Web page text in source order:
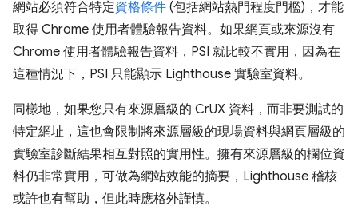
網站必須符合特定資格條件 (包括網站熱門程度門檻)，才能
取得 Chrome 使用者體驗報告資料。如果網頁或來源沒有
Chrome 使用者體驗報告資料，PSI 就比較不實用，因為在
這種情況下，PSI 只能顯示 Lighthouse 實驗室資料。
同樣地，如果您只有來源層級的 CrUX 資料，而非要測試的
特定網址，這也會限制將來源層級的現場資料與網頁層級的
實驗室診斷結果相互對照的實用性。擁有來源層級的欄位資
料仍非常實用，可做為網站效能的摘要，Lighthouse 稽核
或許也有幫助，但此時應格外謹慎。